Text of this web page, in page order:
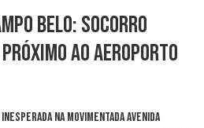
Belo: Socorro
ao Aeroporto
na movimentada Avenida